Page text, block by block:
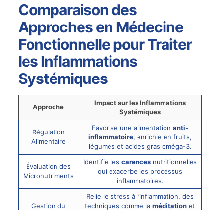
Comparaison des
Approches en Médecine
Fonctionnelle pour Traiter
les Inflammations
Systémiques
Approche
Impact sur les Inflammations
Systémiques
Régulation
Alimentaire
Favorise une alimentationanti-
inflammatoire, enrichie en fruits,
légumes et acides gras oméga-3.
Évaluation des
Micronutriments
Identifie les carencesnutritionnelles
qui exacerbe les processus
inflammatoires.
Gestion du
Relie le stress à l’inflammation, des
techniques comme laméditation et